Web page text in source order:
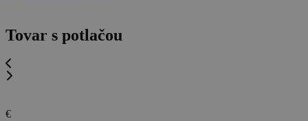
Tovar s potlačou
€